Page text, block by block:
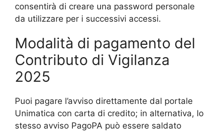
consentirà di creare una password personale
da utilizzare per i successivi accessi.
Modalità di pagamento del
Contributo di Vigilanza
2025
Puoi pagare l’avviso direttamente dal portale
Unimatica con carta di credito; in alternativa, lo
stesso avviso PagoPA può essere saldato